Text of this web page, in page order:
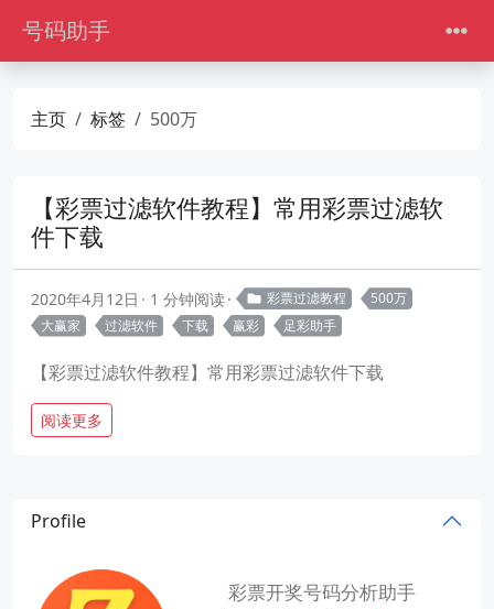
号码助手
主页 标签 500万
【彩票过滤软件教程】常用彩票过滤软
件下载
2020年4月12日 1 分钟阅读 彩票过滤教程
500万
大赢家
过滤软件 下载 赢彩 足彩助手
【彩票过滤软件教程】常用彩票过滤软件下载
阅读更多
Profile
彩票开奖号码分析助手